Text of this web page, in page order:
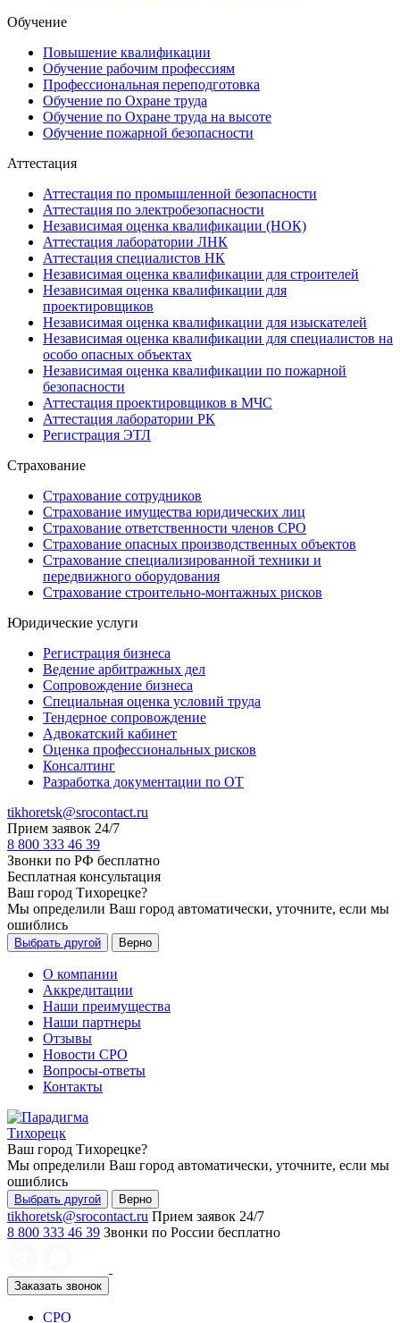
Обучение
Повышение квалификации
Обучение рабочим профессиям
Профессиональная переподготовка
Обучение по Охране труда
Обучение по Охране труда на высоте
Обучение пожарной безопасности
Аттестация
Аттестация по промышленной безопасности
Аттестация по электробезопасности
Независимая оценка квалификации (НОК)
Аттестация лаборатории ЛНК
Аттестация специалистов НК
Независимая оценка квалификации для строителей
Независимая оценка квалификации для
проектировщиков
Независимая оценка квалификации для изыскателей
Независимая оценка квалификации для специалистов на
особо опасных объектах
Независимая оценка квалификации по пожарной
безопасности
Аттестация проектировщиков в МЧС
Аттестация лаборатории РК
Регистрация ЭТЛ
Страхование
Страхование сотрудников
Страхование имущества юридических лиц
Страхование ответственности членов СРО
Страхование опасных производственных объектов
Страхование специализированной техники и
передвижного оборудования
Страхование строительно-монтажных рисков
Юридические услуги
Регистрация бизнеса
Ведение арбитражных дел
Сопровождение бизнеса
Специальная оценка условий труда
Тендерное сопровождение
Адвокатский кабинет
Оценка профессиональных рисков
Консалтинг
Разработка документации по ОТ
tikhoretsk@srocontact.ru
Прием заявок 24/7
8 800 333 46 39
Звонки по РФ бесплатно
Бесплатная консультация
Ваш город Тихорецке?
Мы определили Ваш город автоматически, уточните, если мы
ошиблись
Выбрать другой Верно
О компании
Аккредитации
Наши преимущества
Наши партнеры
Отзывы
Новости СРО
Вопросы-ответы
Контакты
Тихорецк
Ваш город Тихорецке?
Мы определили Ваш город автоматически, уточните, если мы
ошиблись
Выбрать другой Верно
tikhoretsk@srocontact.ru Прием заявок 24/7
8 800 333 46 39 Звонки по России бесплатно
Заказать звонок
СРО